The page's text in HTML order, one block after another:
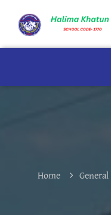
Home General